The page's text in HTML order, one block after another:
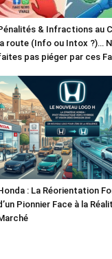
& Infractions au
la route (Info ou Intox ?)…
pas piéger par ces
: La Réorientation
Pionnier Face à la